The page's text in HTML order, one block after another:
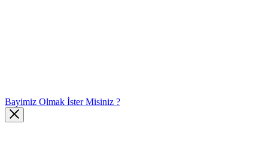
Bayimiz Olmak İster Misiniz ?